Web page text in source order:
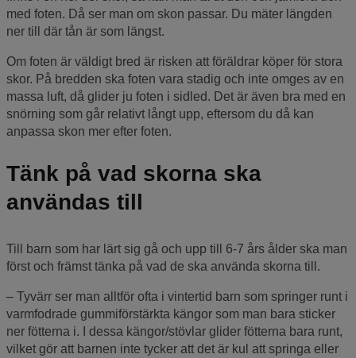
med foten. Då ser man om skon passar. Du mäter längden
ner till där tån är som längst.
Om foten är väldigt bred är risken att föräldrar köper för stora
skor. På bredden ska foten vara stadig och inte omges av en
massa luft, då glider ju foten i sidled. Det är även bra med en
snörning som går relativt långt upp, eftersom du då kan
anpassa skon mer efter foten.
Tänk på vad skorna ska
användas till
Till barn som har lärt sig gå och upp till 6-7 års ålder ska man
först och främst tänka på vad de ska använda skorna till.
– Tyvärr ser man alltför ofta i vintertid barn som springer runt i
varmfodrade gummiförstärkta kängor som man bara sticker
ner fötterna i. I dessa kängor/stövlar glider fötterna bara runt,
vilket gör att barnen inte tycker att det är kul att springa eller